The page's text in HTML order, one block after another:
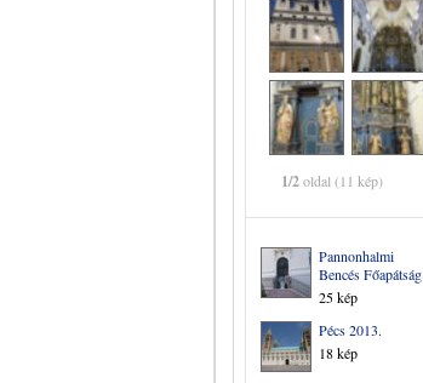
1/2oldal (11 kép)
Pannonhalmi
Bencés Főapátság
25 kép
Pécs 2013.
18 kép